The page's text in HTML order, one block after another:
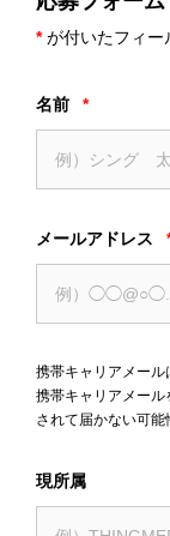
*が付いたフィー
名前 *
メールアドレス
携帯キャリアメール
携帯キャリアメー
されて届かない可能
現所属